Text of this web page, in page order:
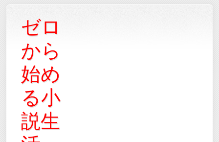
ゼロ
から
始め
る小
説生